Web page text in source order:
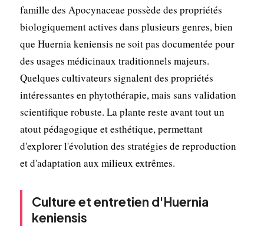
famille des Apocynaceae possède des propriétés
biologiquement actives dans plusieurs genres, bien
que Huernia keniensis ne soit pas documentée pour
des usages médicinaux traditionnels majeurs.
Quelques cultivateurs signalent des propriétés
intéressantes en phytothérapie, mais sans validation
scientifique robuste. La plante reste avant tout un
atout pédagogique et esthétique, permettant
d'explorer l'évolution des stratégies de reproduction
et d'adaptation aux milieux extrêmes.
Culture et entretien d'Huernia
keniensis